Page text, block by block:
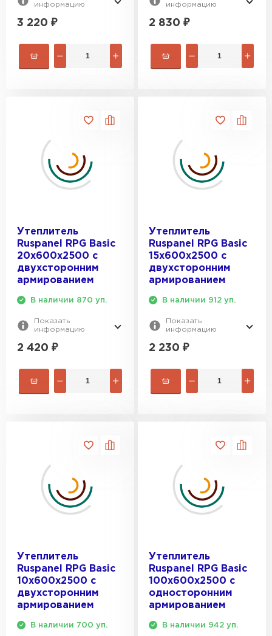
информацию
3 220 ₽
информацию
2 830 ₽
Утеплитель
Ruspanel RPG Basic
20х600х2500 с
двухсторонним
армированием
В наличии 870 уп.
Показать
информацию
2 420 ₽
Утеплитель
Ruspanel RPG Basic
15х600х2500 с
двухсторонним
армированием
В наличии 912 уп.
Показать
информацию
2 230 ₽
Утеплитель
Ruspanel RPG Basic
10х600х2500 с
двухсторонним
армированием
В наличии 700 уп.
Утеплитель
Ruspanel RPG Basic
100х600х2500 с
односторонним
армированием
В наличии 942 уп.
Рулонная кровля Брит
Утеплитель Isoroc
ПЕРЕЙТИ
Утеплитель Paroc
ПЕРЕЙТИ
Утеплитель Penoplex
ПЕРЕЙТИ
Утеплитель Технониколь
ПЕРЕЙТИ
Утеплитель Юматекс Термо
ПЕРЕЙТИ